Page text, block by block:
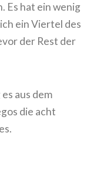
Es hat ein wenig
ein Viertel des
der Rest der
aus dem
die acht